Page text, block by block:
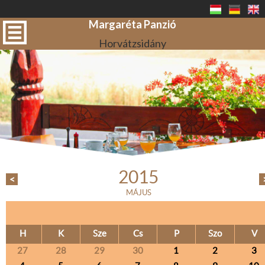
Margaréta Panzió
Horvátzsidány
< 2015
MÁJUS
H K Sze Cs P Szo
V
27
28 29 30 1 2
3